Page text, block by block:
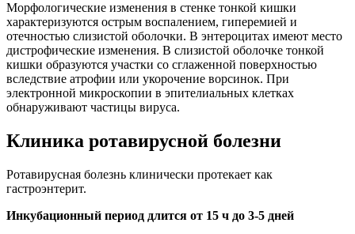
Морфологические изменения в стенке тонкой кишки
характеризуются острым воспалением, гиперемией и
отечностью слизистой оболочки. В энтероцитах имеют место
дистрофические изменения. В слизистой оболочке тонкой
кишки образуются участки со сглаженной поверхностью
вследствие атрофии или укорочение ворсинок. При
электронной микроскопии в эпителиальных клетках
обнаруживают частицы вируса.
Клиника ротавирусной болезни
Ротавирусная болезнь клинически протекает как
гастроэнтерит.
Инкубационный период длится от 15 ч до 3-5 дней